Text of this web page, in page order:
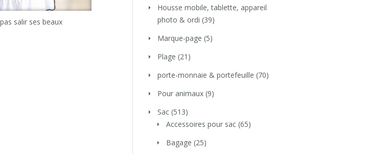
salir ses beaux
Housse mobile, tablette, appareil
photo & ordi (39)
Marque-page (5)
Plage (21)
porte-monnaie & portefeuille (70)
Pour animaux (9)
Sac (513)
Accessoires pour sac (65)
Bagage (25)